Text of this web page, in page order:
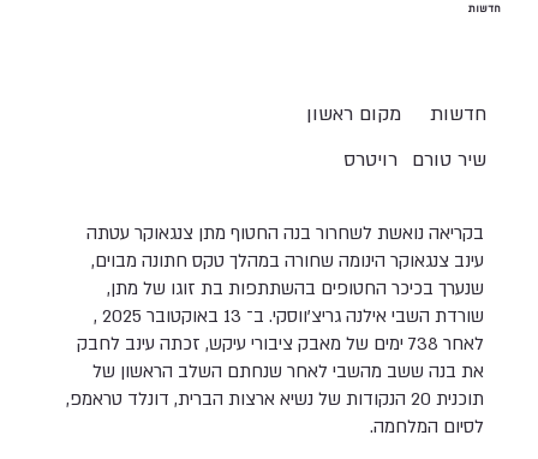
חדשות
מקום ראשון
חדשות
רויטרס שיר טורם
בקריאה נואשת לשחרור בנה החטוף מתן צנגאוקר עטתה
עינב צנגאוקר הינומה שחורה במהלך טקס חתונה מבוים,
שנערך בכיכר החטופים בהשתתפות בת זוגו של מתן,
שורדת השבי אילנה גריצ'ווסקי. ב־ 13 באוקטובר 2025 ,
לאחר 738 ימים של מאבק ציבורי עיקש, זכתה עינב לחבק
את בנה ששב מהשבי לאחר שנחתם השלב הראשון של
תוכנית 20 הנקודות של נשיא ארצות הברית, דונלד טראמפ,
לסיום המלחמה.